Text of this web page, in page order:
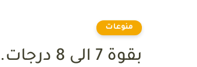
منوعات
بقوة 7